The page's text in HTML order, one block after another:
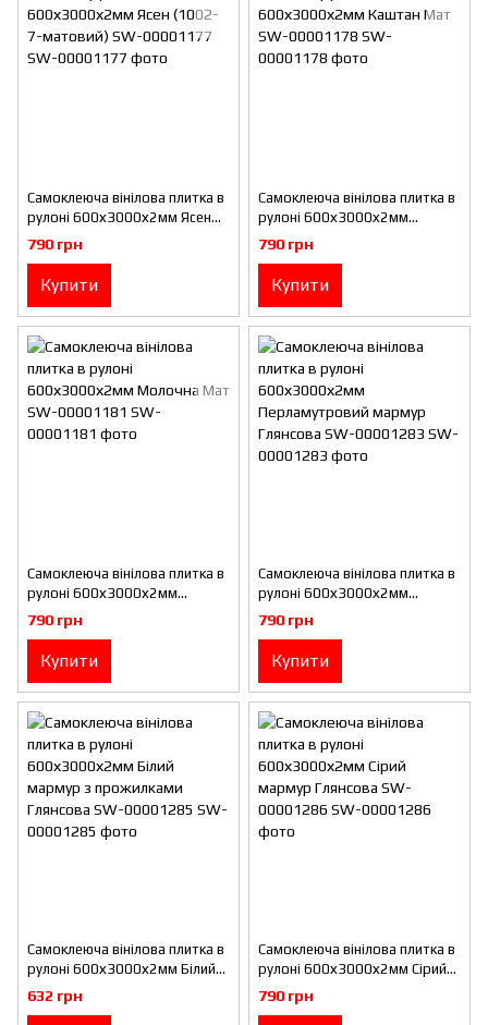
Самоклеюча вінілова плитка в
рулоні 600х3000х2мм Ясен
(1002-7-матовий) SW-
00001177
790 грн
Купити
Самоклеюча вінілова плитка в
рулоні 600х3000х2мм
Каштан Мат SW-00001178
790 грн
Купити
Самоклеюча вінілова плитка в
рулоні 600х3000х2мм
Молочна Мат SW-00001181
790 грн
Купити
Самоклеюча вінілова плитка в
рулоні 600х3000х2мм
Перламутровий мармур
Глянсова SW-00001283
790 грн
Купити
Самоклеюча вінілова плитка в
рулоні 600х3000х2мм Білий
мармур з прожилками
Глянсова SW-00001285
632 грн
Самоклеюча вінілова плитка в
рулоні 600х3000х2мм Сірий
мармур Глянсова SW-
00001286
790 грн